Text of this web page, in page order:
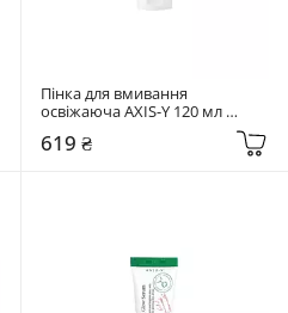
Пінка для вмивання
освіжаюча AXIS-Y 120 мл
Sunday Morning Refreshing
Cleansing Foam
619 ₴